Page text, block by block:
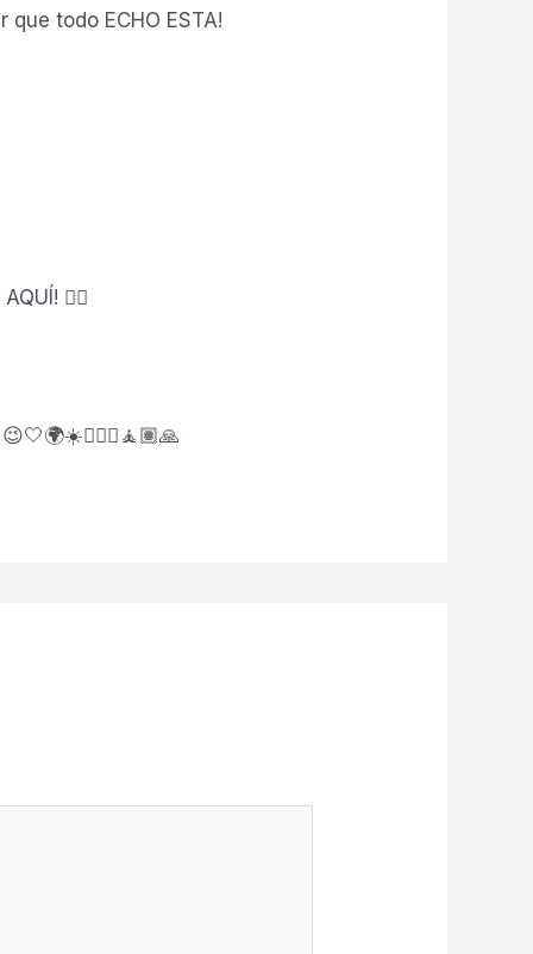
todo ECHO ESTA!
👇🏻